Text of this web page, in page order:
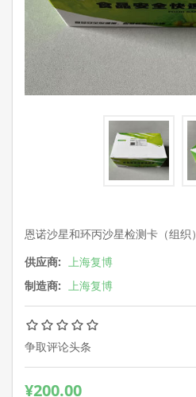
恩诺沙星和环丙沙星检测卡（组织）
供应商: 上海复博
制造商: 上海复博
争取评论头条
¥200.00